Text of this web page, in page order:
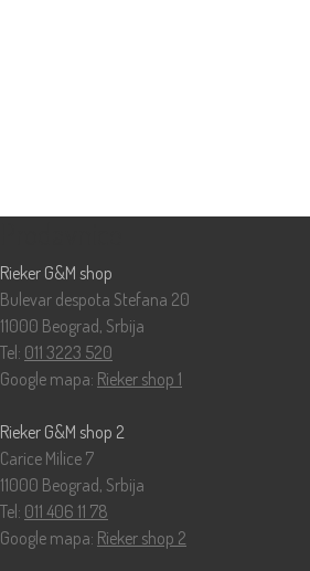
Rieker G&M shop
Bulevar despota Stefana 20
11000 Beograd, Srbija
Tel: 011 3223 520
Google mapa: Rieker shop 1
Rieker G&M shop 2
Carice Milice 7
11000 Beograd, Srbija
Tel: 011 406 11 78
Google mapa: Rieker shop 2